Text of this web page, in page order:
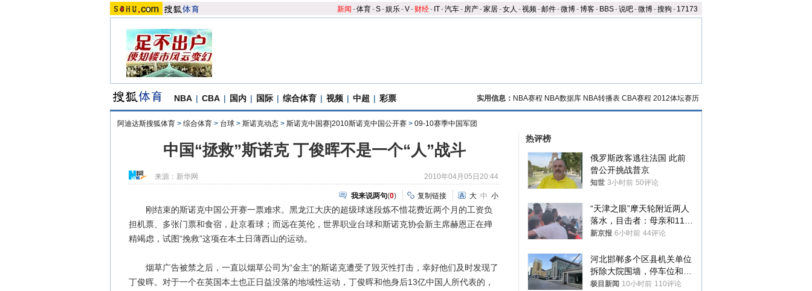
新闻 -体育-S-娱乐-V- 财经- IT-汽车- 房产-家居-女人 -视频-邮件-微博-博客- BBS-说吧-微博-搜狗 - 17173
NBA | CBA | 国内 | 国际 | 综合体育 | 视频 | 中超 | 彩票 实用信息： NBA赛程 NBA数据库 NBA转播表 CBA赛程 2012体坛赛历
阿迪达斯搜狐体育 > 综合体育 > 台球 > 斯诺克动态 > 斯诺克中国赛|2010斯诺克中国公开赛 > 09-10赛季中国军团
中国“拯救”斯诺克 丁俊晖不是一个“人”战斗
来源： 新华网 2010年04月05日20:44
我来说两句(0) 复制链接 大 中 小
刚结束的斯诺克中国公开赛一票难求。黑龙江大庆的超级球迷段炼不惜花费近两个月的工资负
担机票、多张门票和食宿，赴京看球；而远在英伦，世界职业台球和斯诺克协会新主席赫恩正在殚
精竭虑，试图“挽救”这项在本土日薄西山的运动。
烟草广告被禁之后，一直以烟草公司为“金主”的斯诺克遭受了毁灭性打击，幸好他们及时发现了
丁俊晖。对于一个在英国本土也正日益没落的地域性运动，丁俊晖和他身后13亿中国人所代表的，
热评榜
俄罗斯政客逃往法国 此前
曾公开挑战普京
知世 3小时前 50评论
“天津之眼”摩天轮附近两人
落水，目击者：母亲和11岁
儿子先后被打捞上岸
新京报 6小时前 44评论
河北邯郸多个区县机关单位
拆除大院围墙，停车位和厕
所免费开放，当地多部门回
极目新闻 10小时前 110评论